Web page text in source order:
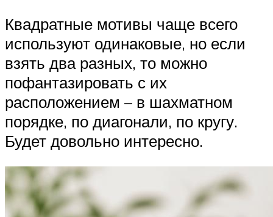
Квадратные мотивы чаще всего
используют одинаковые, но если
взять два разных, то можно
пофантазировать с их
расположением – в шахматном
порядке, по диагонали, по кругу.
Будет довольно интересно.